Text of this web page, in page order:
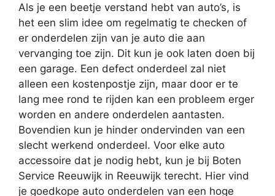
Als je een beetje verstand hebt van auto’s, is
het een slim idee om regelmatig te checken of
er onderdelen zijn van je auto die aan
vervanging toe zijn. Dit kun je ook laten doen bij
een garage. Een defect onderdeel zal niet
alleen een kostenpostje zijn, maar door er te
lang mee rond te rijden kan een probleem erger
worden en andere onderdelen aantasten.
Bovendien kun je hinder ondervinden van een
slecht werkend onderdeel. Voor elke auto
accessoire dat je nodig hebt, kun je bij Boten
Service Reeuwijk in Reeuwijk terecht. Hier vind
je goedkope auto onderdelen van een hoge